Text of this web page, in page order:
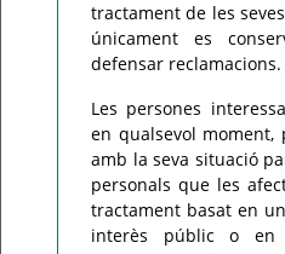
tractament de les
únicament es
defensar reclamacions.
Les persones
en qualsevol moment,
amb la seva situació
personals que les
tractament basat en
interès públic o en